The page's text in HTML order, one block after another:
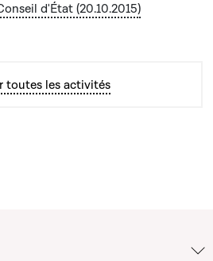
d'État (20.10.2015)
toutes les activités